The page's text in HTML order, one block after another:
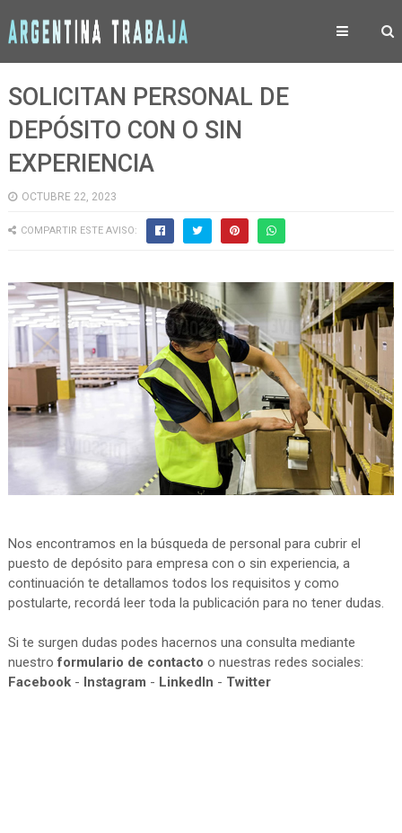
SOLICITAN PERSONAL DE
DEPÓSITO CON O SIN
EXPERIENCIA
OCTUBRE 22, 2023
COMPARTIR ESTE AVISO:
Nos encontramos en la búsqueda de personal para cubrir el
puesto de depósito para empresa con o sin experiencia, a
continuación te detallamos todos los requisitos y como
postularte, recordá leer toda la publicación para no tener dudas.
Si te surgen dudas podes hacernos una consulta mediante
nuestroformulario de contacto o nuestras redes sociales:
Facebook- Instagram - LinkedIn - Twitter